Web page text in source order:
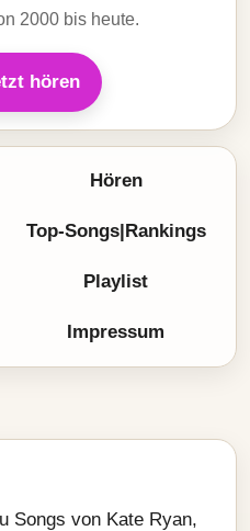
2000 bis heute.
hören
Hören
Top-Songs|Rankings
Playlist
Impressum
Songs von Kate Ryan,